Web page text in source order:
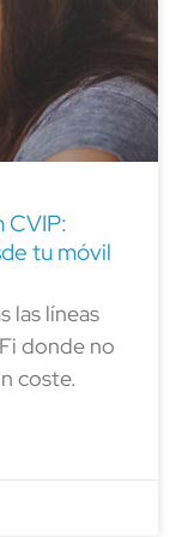
CVIP:
tu móvil
las líneas
donde no
coste.